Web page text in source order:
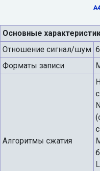
Основные
Отношение сигнал/шум
Форматы записи
Алгоритмы сжатия
с